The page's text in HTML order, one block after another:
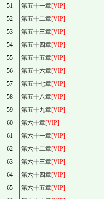
51
第五十一章[VIP]
52
第五十二章[VIP]
53
第五十三章[VIP]
54
第五十四章[VIP]
55
第五十五章[VIP]
56
第五十六章[VIP]
57
第五十七章[VIP]
58
第五十八章[VIP]
59
第五十九章[VIP]
60
第六十章[VIP]
61
第六十一章[VIP]
62
第六十二章[VIP]
63
第六十三章[VIP]
64
第六十四章[VIP]
65
第六十五章[VIP]